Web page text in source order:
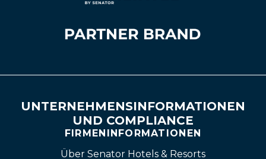
UNTERNEHMENSINFORMATIONEN
UND COMPLIANCE
FIRMENINFORMATIONEN
Über Senator Hotels & Resorts